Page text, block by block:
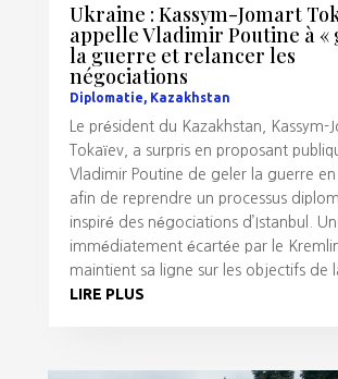
Ukraine : Kassym-Jomart
appelle Vladimir Poutine à «
la guerre et relancer les
négociations
Diplomatie, Kazakhstan
Le président du Kazakhstan, Kassym-
Tokaïev, a surpris en proposant
Vladimir Poutine de geler la guerre en
afin de reprendre un processus
inspiré des négociations d’Istanbul.
immédiatement écartée par le
maintient sa ligne sur les objectifs de
LIRE PLUS